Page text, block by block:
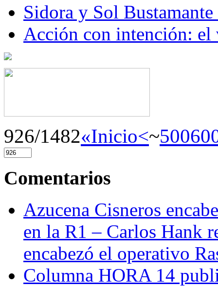
Sidora y Sol
Acción con intención: el
926/1482«Inicio<~500
Comentarios
Azucena Cisneros
en la R1 – Carlos Hank
encabezó el operativo
Columna HORA 14